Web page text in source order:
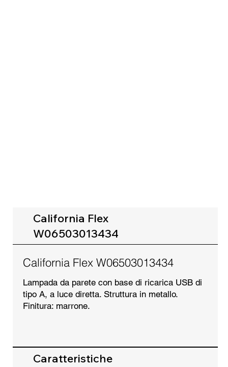
California Flex
W06503013434
California Flex W06503013434
Lampada da parete con base di ricarica USB di
tipo A, a luce diretta. Struttura in metallo.
Finitura: marrone.
Caratteristiche